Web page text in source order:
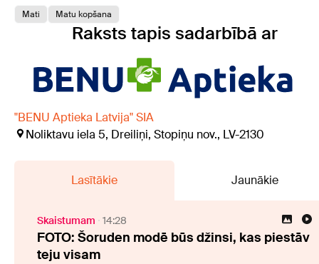
Mati Matu kopšana
Raksts tapis sadarbībā ar
"BENU Aptieka Latvija" SIA
Noliktavu iela 5, Dreiliņi, Stopiņu nov., LV-2130
Lasītākie Jaunākie
Skaistumam 14:28
FOTO: Šoruden modē būs džinsi, kas piestāv
teju visam